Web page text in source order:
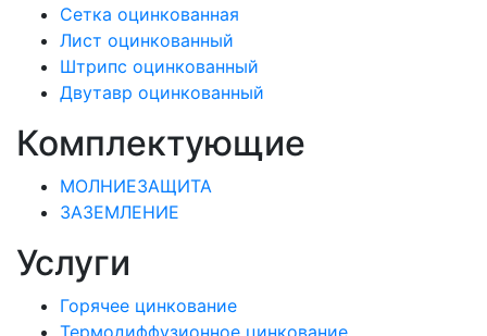
Сетка оцинкованная
Лист оцинкованный
Штрипс оцинкованный
Двутавр оцинкованный
Комплектующие
МОЛНИЕЗАЩИТА
ЗАЗЕМЛЕНИЕ
Услуги
Горячее цинкование
Термодиффузионное цинкование